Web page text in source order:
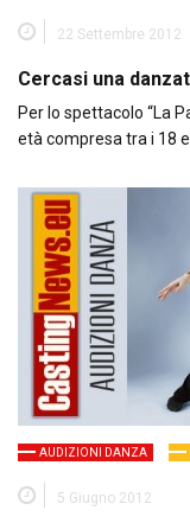
22 Settembre 2012
Cercasi una
Per lo spettacolo “La
età compresa tra i 18 e
AUDIZIONI DANZA
5 Giugno 2012